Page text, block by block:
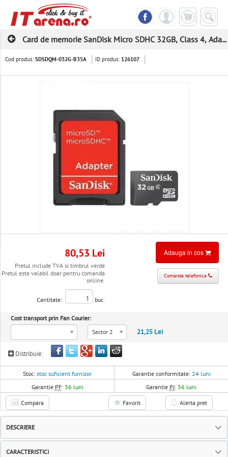
Card de memorie SanDisk Micro SDHC 32GB, Class 4, Ada...
Cod produs:SDSDQM-032G-B35A ID produs: 126107
80,53 Lei
Pretul include TVA si timbrul verde
Pretul este valabil doar pentru comanda
online.
Cantitate: buc.
Adauga in cos
Comanda telefonica
Cost transport prin Fan Courier:
Sector 2
21,25 Lei
Distribuie:
Stoc:stoc suficient furnizor Garantie conformitate: 24 luni
Garantie PF: 36 luni Garantie PJ: 36 luni
Compara Favorit Alerta pret
DESCRIERE
CARACTERISTICI